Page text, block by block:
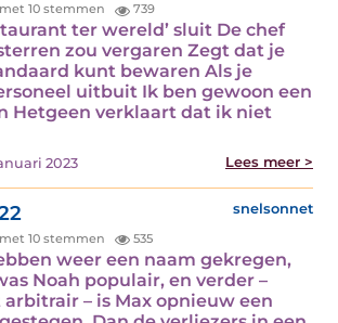
met 10 stemmen 739
ter wereld’ sluit De chef
zou vergaren Zegt dat je
kunt bewaren Als je
uitbuit Ik ben gewoon een
Hetgeen verklaart dat ik niet
2023 Lees meer >
snelsonnet
met 10 stemmen 535
weer een naam gekregen,
Noah populair, en verder –
– is Max opnieuw een